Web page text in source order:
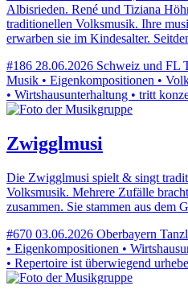
Albisrieden. René und Tiziana
traditionellen Volksmusik. Ihre
erwarben sie im Kindesalter.
#186 28.06.2026 Schweiz und FL
Musik • Eigenkompositionen •
• Wirtshausunterhaltung • tritt
Zwigglmusi
Die Zwigglmusi spielt & singt
Volksmusik. Mehrere Zufälle
zusammen. Sie stammen aus dem
#670 03.06.2026 Oberbayern
• Eigenkompositionen •
• Repertoire ist überwiegend